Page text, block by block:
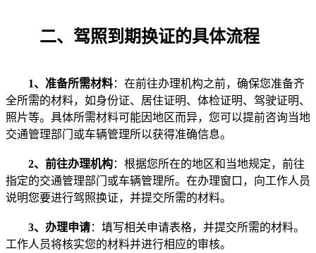
二、驾照到期换证的具体流程
1、准备所需材料：在前往办理机构之前，确保您准备齐
全所需的材料，如身份证、居住证明、体检证明、驾驶证明、
照片等。具体所需材料可能因地区而异，您可以提前咨询当地
交通管理部门或车辆管理所以获得准确信息。
2、前往办理机构：根据您所在的地区和当地规定，前往
指定的交通管理部门或车辆管理所。在办理窗口，向工作人员
说明您要进行驾照换证，并提交所需的材料。
3、办理申请：填写相关申请表格，并提交所需的材料。
工作人员将核实您的材料并进行相应的审核。